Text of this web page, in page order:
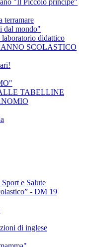
"Il Piccolo principe"
terramare
dal mondo"
didattico
SCOLASTICO
TABELLINE
e Salute
- DM 19
di inglese